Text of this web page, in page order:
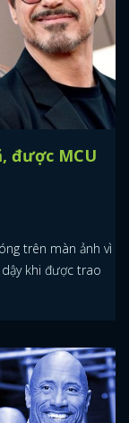
được MCU
trên màn ảnh vì
khi được trao